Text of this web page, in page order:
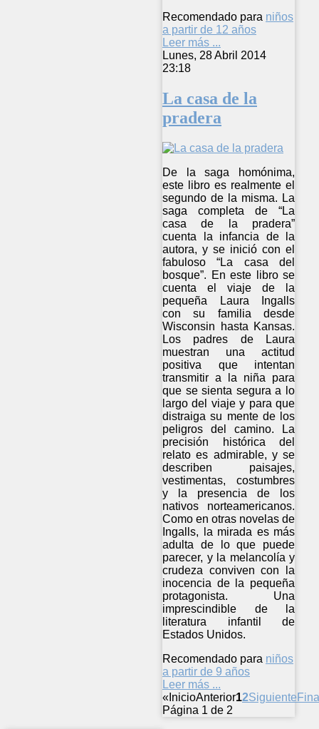
Recomendado para niños
a partir de 12 años
Leer más ...
Lunes, 28 Abril 2014
23:18
La casa de la
pradera
De la saga homónima,
este libro es realmente el
segundo de la misma. La
saga completa de “La
casa de la pradera”
cuenta la infancia de la
autora, y se inició con el
fabuloso “La casa del
bosque”. En este libro se
cuenta el viaje de la
pequeña Laura Ingalls
con su familia desde
Wisconsin hasta Kansas.
Los padres de Laura
muestran una actitud
positiva que intentan
transmitir a la niña para
que se sienta segura a lo
largo del viaje y para que
distraiga su mente de los
peligros del camino. La
precisión histórica del
relato es admirable, y se
describen paisajes,
vestimentas, costumbres
y la presencia de los
nativos norteamericanos.
Como en otras novelas de
Ingalls, la mirada es más
adulta de lo que puede
parecer, y la melancolía y
crudeza conviven con la
inocencia de la pequeña
protagonista. Una
imprescindible de la
literatura infantil de
Estados Unidos.
Recomendado para niños
a partir de 9 años
Leer más ...
« InicioAnterior12Siguiente
Página 1 de 2